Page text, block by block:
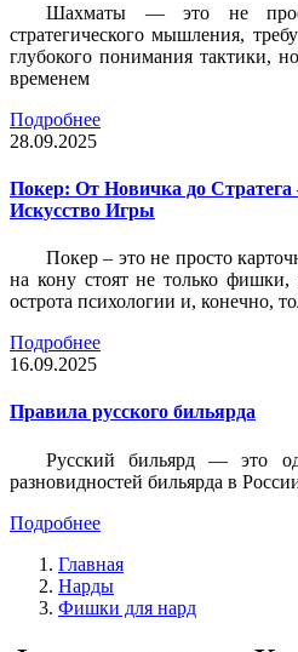
Шахматы — это не
стратегического мышления,
глубокого понимания тактики,
временем
Подробнее
28.09.2025
Покер: От Новичка до Стратега
Искусство Игры
Покер – это не просто
на кону стоят не только фишки,
острота психологии и, конечно,
Подробнее
16.09.2025
Правила русского бильярда
Русский бильярд — это
разновидностей бильярда в
Подробнее
Главная
Нарды
Фишки для нард